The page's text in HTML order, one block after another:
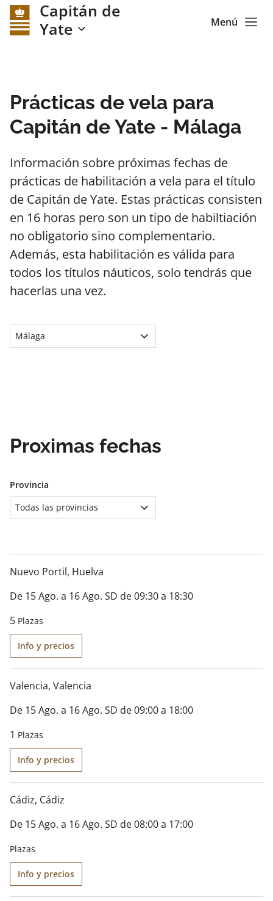
Capitán de
Yate
Menú
Prácticas de vela para
Capitán de Yate - Málaga
Información sobre próximas fechas de
prácticas de habilitación a vela para el título
de Capitán de Yate. Estas prácticas consisten
en 16 horas pero son un tipo de habiltiación
no obligatorio sino complementario.
Además, esta habilitación es válida para
todos los títulos náuticos, solo tendrás que
hacerlas una vez.
Málaga
Proximas fechas
Provincia
Todas las provincias
Nuevo Portil, Huelva
De 15 Ago. a 16 Ago. SD de 09:30 a 18:30
5 Plazas
Info y precios
Valencia, Valencia
De 15 Ago. a 16 Ago. SD de 09:00 a 18:00
1 Plazas
Info y precios
Cádiz, Cádiz
De 15 Ago. a 16 Ago. SD de 08:00 a 17:00
Plazas
Info y precios